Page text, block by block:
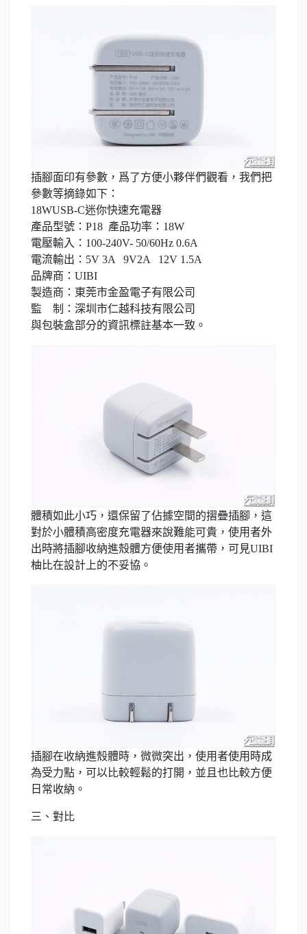
插腳面印有參數，爲了方便小夥伴們觀看，我們把
參數等摘錄如下：
18WUSB-C迷你快速充電器
產品型號：P18 產品功率：18W
電壓輸入：100-240V- 50/60Hz 0.6A
電流輸出：5V 3A 9V2A 12V 1.5A
品牌商：UIBI
製造商：東莞市金盈電子有限公司
監 制：深圳市仁越科技有限公司
與包裝盒部分的資訊標註基本一致。
體積如此小巧，還保留了佔據空間的摺疊插腳，這
對於小體積高密度充電器來說難能可貴，使用者外
出時將插腳收納進殼體方便使用者攜帶，可見UIBI
柚比在設計上的不妥協。
插腳在收納進殼體時，微微突出，使用者使用時成
為受力點，可以比較輕鬆的打開，並且也比較方便
日常收納。
三、對比